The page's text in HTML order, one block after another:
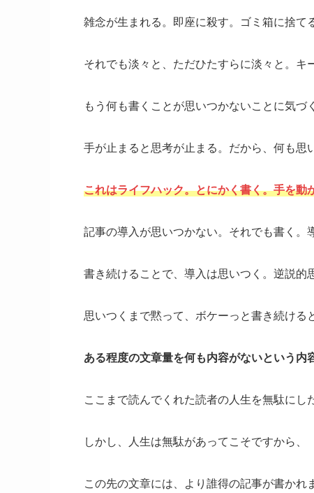
雑念が生まれる。即座に殺す。ゴミ箱に捨て
それでも淡々と、ただひたすらに淡々と。キ
もう何も書くことが思いつかないことに気づ
手が止まると思考が止まる。だから、何も思
これはライフハック。とにかく書く。手を動
記事の導入が思いつかない。それでも書く。
書き続けることで、導入は思いつく。逆説的
思いつくまで黙って、ボケーっと書き続ける
ある程度の文章量を何も内容がないという内
ここまで読んでくれた読者の人生を無駄にし
しかし、人生は無駄があってこそですから、
この先の文章には、より誰得の記事が書かれ